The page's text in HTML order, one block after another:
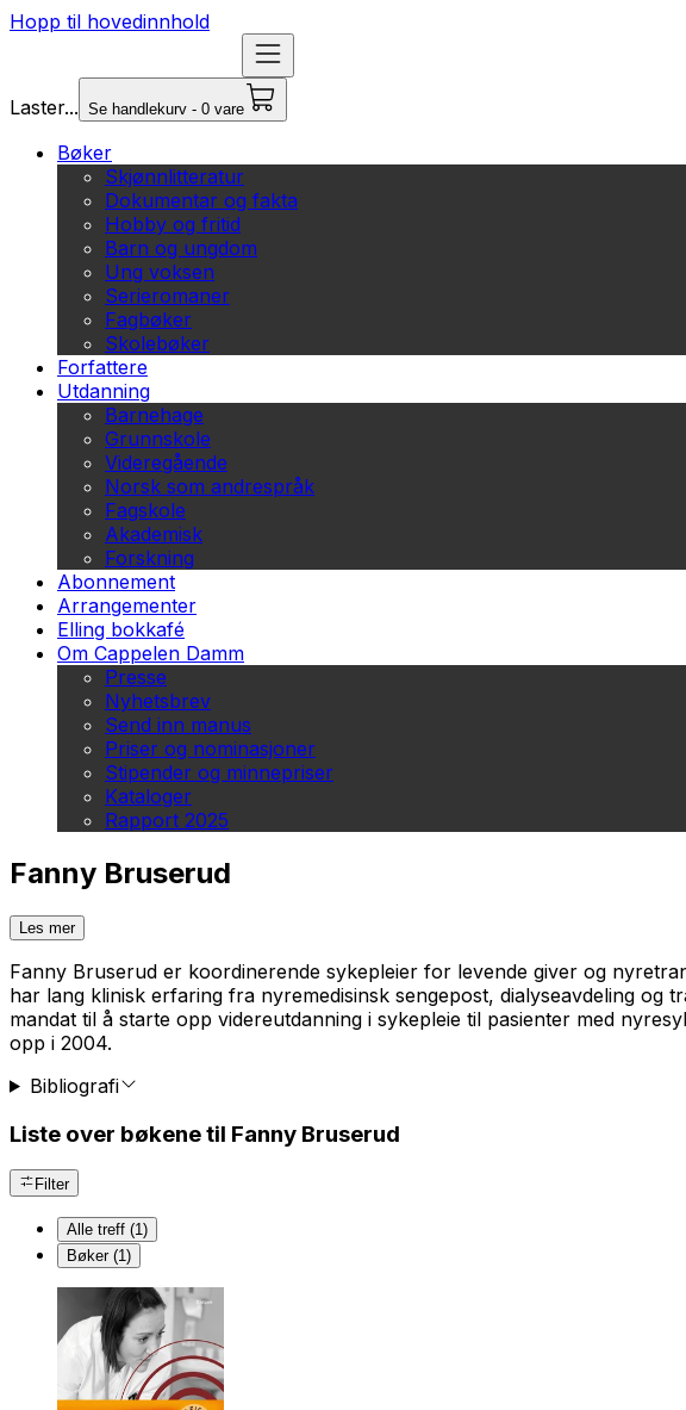
Hopp til hovedinnhold
Laster... Se handlekurv - 0 vare
Bøker
Skjønnlitteratur
Dokumentar og fakta
Hobby og fritid
Barn og ungdom
Ung voksen
Serieromaner
Fagbøker
Skolebøker
Forfattere
Utdanning
Barnehage
Grunnskole
Videregående
Norsk som andrespråk
Fagskole
Akademisk
Forskning
Abonnement
Arrangementer
Elling bokkafé
Om Cappelen Damm
Presse
Nyhetsbrev
Send inn manus
Priser og nominasjoner
Stipender og minnepriser
Kataloger
Rapport 2025
Fanny Bruserud
Les mer
Fanny Bruserud er koordinerende sykepleier for levende giver og
har lang klinisk erfaring fra nyremedisinsk sengepost, dialyseavdeling og
mandat til å starte opp videreutdanning i sykepleie til pasienter med
opp i 2004.
Bibliografi
Liste over bøkene til Fanny Bruserud
Filter
Alle treff (1)
Bøker (1)